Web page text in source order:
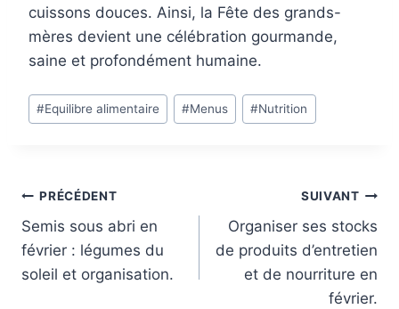
cuissons douces. Ainsi, la Fête des grands-
mères devient une célébration gourmande,
saine et profondément humaine.
Étiquettes
de
#Equilibre alimentaire #Menus #Nutrition
Navigation
de
l’article
PRÉCÉDENT
Semis sous abri en
février : légumes du
soleil et organisation.
SUIVANT
Organiser ses stocks
de produits d’entretien
et de nourriture en
février.